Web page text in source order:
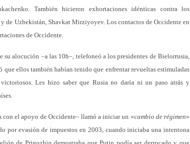
También hicieron exhortaciones idénticas contra los
de Uzbekistán, Shavkat Mirziyoyev. Los contactos de Occidente en
de Occidente.
alocución –a las 10h–, telefoneó a los presidentes de Bielorrusia,
ellos también habían tenido que enfrentar revueltas estimuladas
Les hizo saber que Rusia no daría ni un paso atrás y
el apoyo de Occidente– llamó a iniciar un «cambio de régimen»
por evasión de impuestos en 2003, cuando iniciaba una intentona